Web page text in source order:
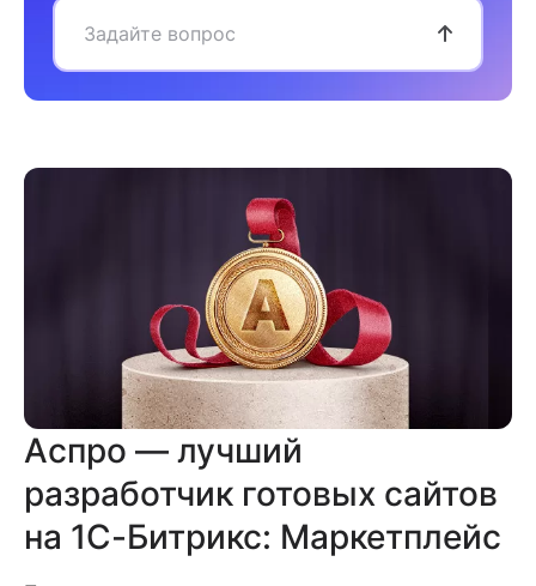
Задайте вопрос
Аспро — лучший
разработчик готовых сайтов
на 1С-Битрикс: Маркетплейс